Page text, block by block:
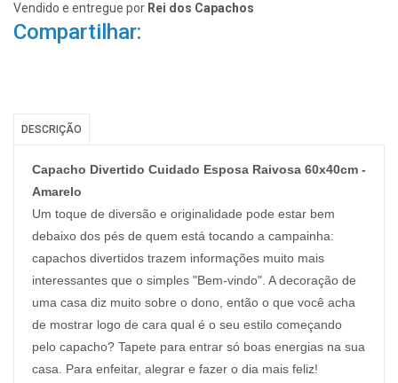
Vendido e entregue por Rei dos Capachos
Compartilhar:
DESCRIÇÃO
Capacho Divertido Cuidado Esposa Raivosa 60x40cm -
Amarelo
Um toque de diversão e originalidade pode estar bem
debaixo dos pés de quem está tocando a campainha:
capachos divertidos trazem informações muito mais
interessantes que o simples "Bem-vindo". A decoração de
uma casa diz muito sobre o dono, então o que você acha
de mostrar logo de cara qual é o seu estilo começando
pelo capacho? Tapete para entrar só boas energias na sua
casa. Para enfeitar, alegrar e fazer o dia mais feliz!